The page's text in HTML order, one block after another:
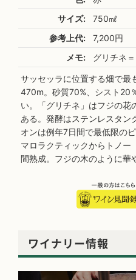
サイズ:
750㎖
参考上代:
7,200円
メモ:
グリチネ
サッセッラに位置する畑で最
470m。砂質70%、シスト20
い。「グリチネ」はフジの花
ある。発酵はステンレスタン
オンは例年7日間で最低限の
マロラクティックからトノー
間熟成。フジの木のように華
ワイナリー情報